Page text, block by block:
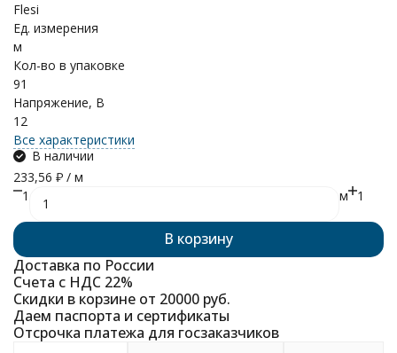
Flesi
Ед. измерения
м
Кол-во в упаковке
91
Напряжение, В
12
Все характеристики
В наличии
233,56 ₽ / м
1
м 1
В корзину
Доставка по России
Счета с НДС 22%
Скидки в корзине от 20000 руб.
Даем паспорта и сертификаты
Отсрочка платежа для госзаказчиков